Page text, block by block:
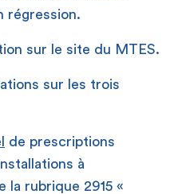
régression.
sur le site du MTES.
sur les trois
de prescriptions
à
la rubrique 2915 «